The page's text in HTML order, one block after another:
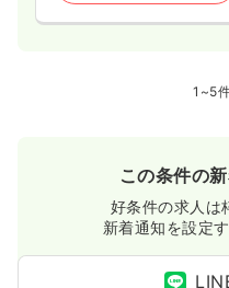
1~5
この条件の
好条件の求人は
新着通知を設定